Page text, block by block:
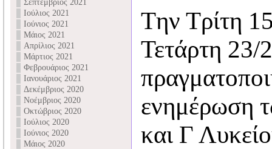
Σεπτέμβριος 2021
Ιούλιος 2021
Ιούνιος 2021
Μάιος 2021
Απρίλιος 2021
Μάρτιος 2021
Φεβρουάριος 2021
Ιανουάριος 2021
Δεκέμβριος 2020
Νοέμβριος 2020
Οκτώβριος 2020
Ιούλιος 2020
Ιούνιος 2020
Μάιος 2020
Tην Τρίτη
Τετάρτη 23/2
ενημέρωση
και Γ